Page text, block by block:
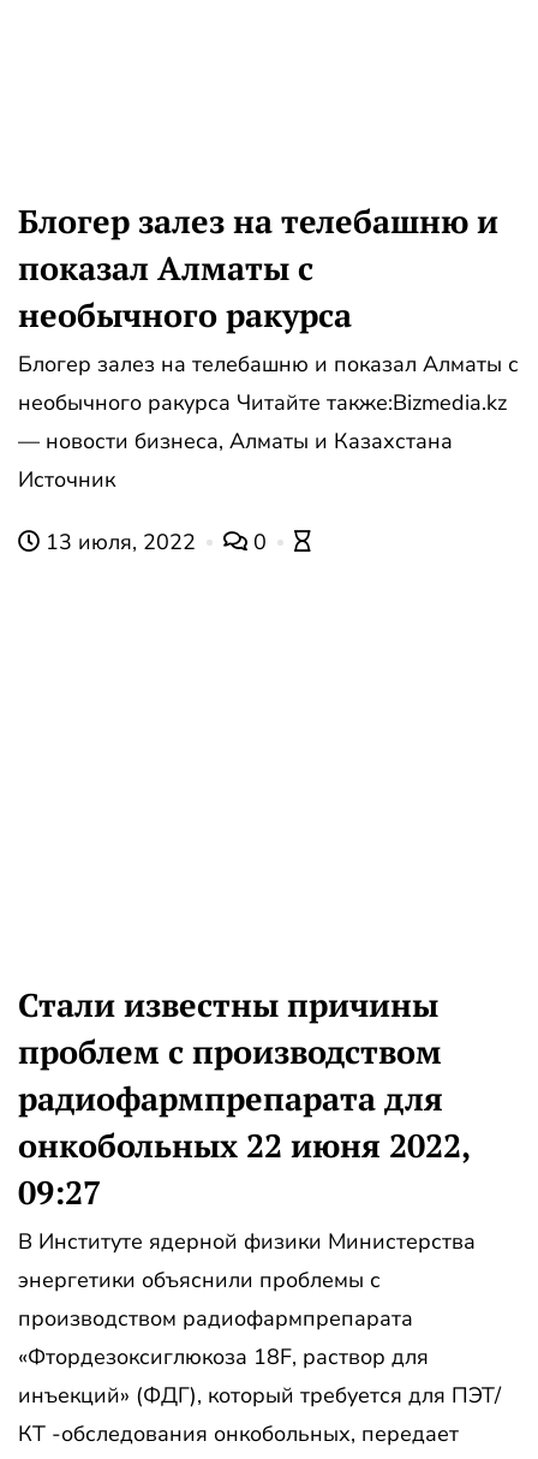
Блогер залез на телебашню и
показал Алматы с
необычного ракурса
Блогер залез на телебашню и показал Алматы с
необычного ракурса Читайте также:Bizmedia.kz
— новости бизнеса, Алматы и Казахстана
Источник
13 июля, 2022 0
Стали известны причины
проблем с производством
радиофармпрепарата для
онкобольных 22 июня 2022,
09:27
В Институте ядерной физики Министерства
энергетики объяснили проблемы с
производством радиофармпрепарата
«Фтордезоксиглюкоза 18F, раствор для
инъекций» (ФДГ), который требуется для ПЭТ/
КТ -обследования онкобольных, передает